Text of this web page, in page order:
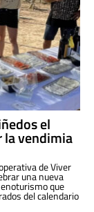
el
la vendimia
de Viver
una nueva
enoturismo que
del calendario